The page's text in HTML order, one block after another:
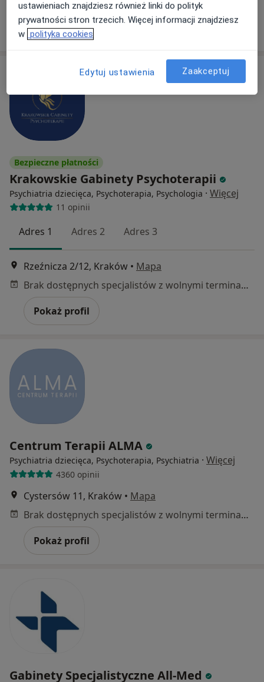
Pokaż profil
Bezpieczne płatności
Krakowskie Gabinety Psychoterapii
Psychiatria dziecięca, Psychoterapia, Psychologia · Więcej
11 opinii
Adres 1 Adres 2 Adres 3
Rzeźnicza 2/12, Kraków • Mapa
Brak dostępnych specjalistów z wolnymi terminami w tym centrum medycznym.
Pokaż profil
Centrum Terapii ALMA
Psychiatria dziecięca, Psychoterapia, Psychiatria · Więcej
4360 opinii
Cystersów 11, Kraków • Mapa
Brak dostępnych specjalistów z wolnymi terminami w tym centrum medycznym.
Pokaż profil
Gabinety Specjalistyczne All-Med
ustawieniach znajdziesz również linki do polityk
prywatności stron trzecich. Więcej informacji znajdziesz
w polityka cookies
Edytuj ustawienia Zaakceptuj